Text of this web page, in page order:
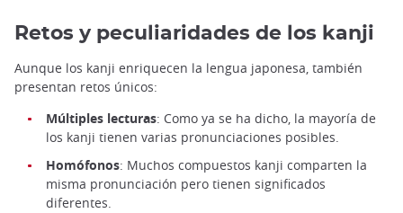
Retos y peculiaridades de los kanji
Aunque los kanji enriquecen la lengua japonesa, también
presentan retos únicos:
Múltiples lecturas: Como ya se ha dicho, la mayoría de
los kanji tienen varias pronunciaciones posibles.
Homófonos: Muchos compuestos kanji comparten la
misma pronunciación pero tienen significados
diferentes.